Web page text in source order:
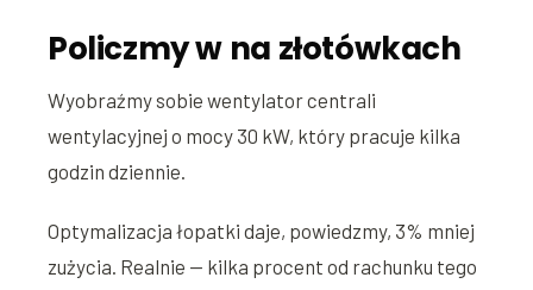
Policzmy w na złotówkach
Wyobraźmy sobie wentylator centrali
wentylacyjnej o mocy 30 kW, który pracuje kilka
godzin dziennie.
Optymalizacja łopatki daje, powiedzmy, 3% mniej
zużycia. Realnie — kilka procent od rachunku tego